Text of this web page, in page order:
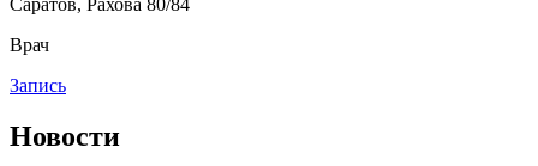
Врач
Запись
Новости